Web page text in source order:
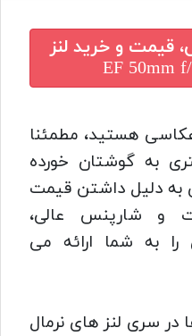
قیمت و خریدلنز
هستید، مطمئنا
50 میلی متری به گوشتان خورده
به دلیل داشتن قیمت
و شارپنس عالی،
به شما ارائه می
در سری لنز های نرمال